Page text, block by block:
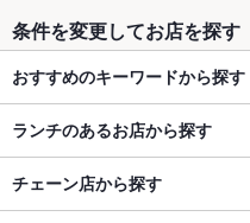
条件を変更してお店を探す
おすすめのキーワードから探す
ランチのあるお店から探す
チェーン店から探す